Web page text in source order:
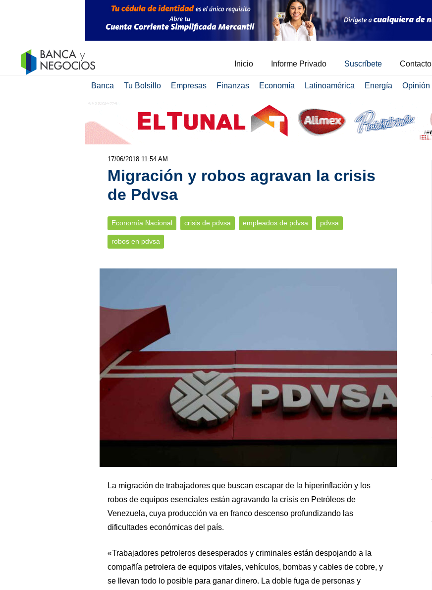
Inicio Informe Privado Suscríbete Contacto
Banca Tu Bolsillo Empresas Finanzas Economía Latinoamérica Energía Opinión
17/06/2018 11:54 AM
Migración y robos agravan la crisis
de Pdvsa
Economía Nacional crisis de pdvsa empleados de pdvsa pdvsa
robos en pdvsa
La migración de trabajadores que buscan escapar de la hiperinflación y los
robos de equipos esenciales están agravando la crisis en Petróleos de
Venezuela, cuya producción va en franco descenso profundizando las
dificultades económicas del país.
«Trabajadores petroleros desesperados y criminales están despojando a la
compañía petrolera de equipos vitales, vehículos, bombas y cables de cobre, y
se llevan todo lo posible para ganar dinero. La doble fuga de personas y